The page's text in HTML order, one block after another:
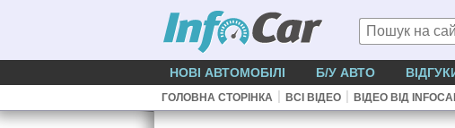
НОВІ АВТОМОБІЛІ Б/У АВТО
ГОЛОВНА СТОРІНКА | ВСІ ВІДЕО | ВІДЕО ВІД